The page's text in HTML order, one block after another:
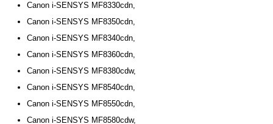
Canon i-SENSYS MF8330cdn,
Canon i-SENSYS MF8350cdn,
Canon i-SENSYS MF8340cdn,
Canon i-SENSYS MF8360cdn,
Canon i-SENSYS MF8380cdw,
Canon i-SENSYS MF8540cdn,
Canon i-SENSYS MF8550cdn,
Canon i-SENSYS MF8580cdw,